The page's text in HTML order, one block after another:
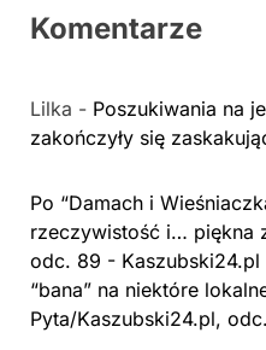
Komentarze
Lilka - Poszukiwania na
zakończyły się
Po “Damach i
rzeczywistość i… piękna
odc. 89 - Kaszubski24.pl
“bana” na niektóre
Pyta/Kaszubski24.pl,